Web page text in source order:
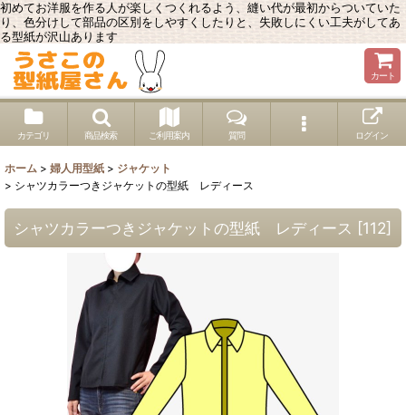
初めてお洋服を作る人が楽しくつくれるよう、縫い代が最初からついていた
り、色分けして部品の区別をしやすくしたりと、失敗しにくい工夫がしてあ
る型紙が沢山あります
カート
カテゴリ 商品検索 ご利用案内 質問 ログイン
ホーム > 婦人用型紙 > ジャケット
> シャツカラーつきジャケットの型紙 レディース
シャツカラーつきジャケットの型紙 レディース [112]